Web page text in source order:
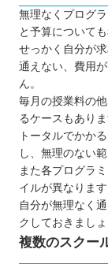
【山形
クール6選
無理なくプログ
と予算について
せっかく自分が
通えない、費用
ん。
毎月の授業料の
るケースもありま
トータルでかか
し、無理のない
また各プログラ
イルが異なります
自分が無理なく
クしておきましょ
複数のスクー